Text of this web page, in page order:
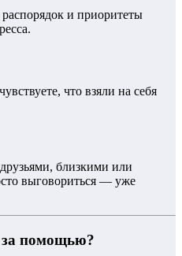
и приоритеты
что взяли на себя
близкими или
выговориться — уже
за помощью?